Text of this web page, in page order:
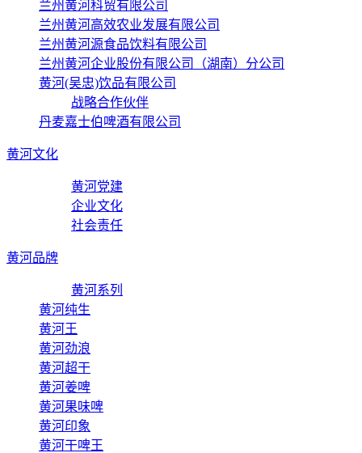
兰州黄河科贸有限公司
兰州黄河高效农业发展有限公司
兰州黄河源食品饮料有限公司
兰州黄河企业股份有限公司（湖南）分公司
黄河(吴忠)饮品有限公司
战略合作伙伴
丹麦嘉士伯啤酒有限公司
黄河文化
黄河党建
企业文化
社会责任
黄河品牌
黄河系列
黄河纯生
黄河王
黄河劲浪
黄河超干
黄河姜啤
黄河果味啤
黄河印象
黄河干啤王